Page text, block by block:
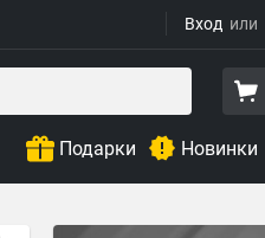
Вход
Подарки Новинки